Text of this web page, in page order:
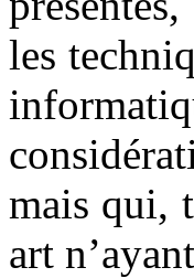
les
mais qui,
art